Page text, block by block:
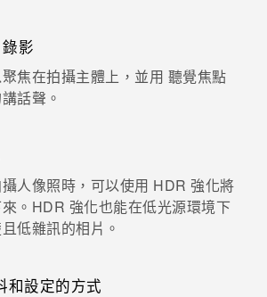
影
焦在拍攝主體上，並用 聽覺焦點
話聲。
人像照時，可以使用 HDR 強化將
。HDR 強化也能在低光源環境下
低雜訊的相片。
和設定的方式